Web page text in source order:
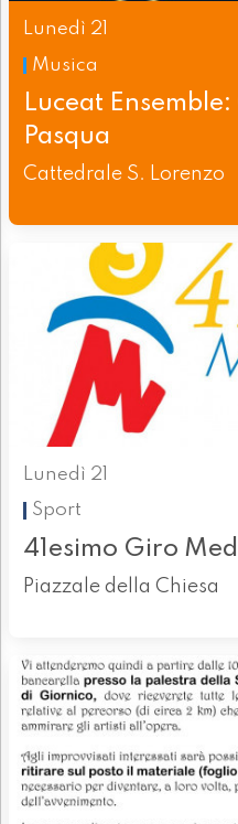
Lunedì 21
Musica
Luceat
Pasqua
Cattedrale S. Lorenzo
Lunedì 21
Sport
41esimo Giro
Piazzale della Chiesa